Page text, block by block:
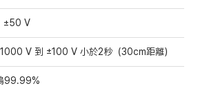
±50 V
V 到 ±100 V 小於2秒（30cm距離）
99.99%